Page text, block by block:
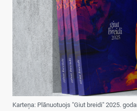
Karteņa: Plānuotuojs "Giut breidi" 2025.